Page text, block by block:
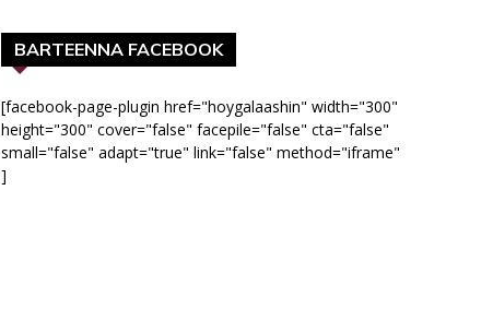
BARTEENNA FACEBOOK
[facebook-page-plugin href="hoygalaashin" width="300"
height="300" cover="false" facepile="false" cta="false"
small="false" adapt="true" link="false" method="iframe"
]